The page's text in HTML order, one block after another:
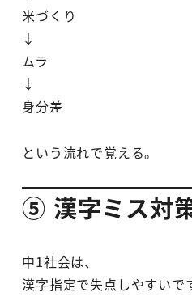
米づくり
↓
ムラ
↓
身分差
という流れで覚える。
⑤ 漢字ミス対
中1社会は、
漢字指定で失点しやすいで